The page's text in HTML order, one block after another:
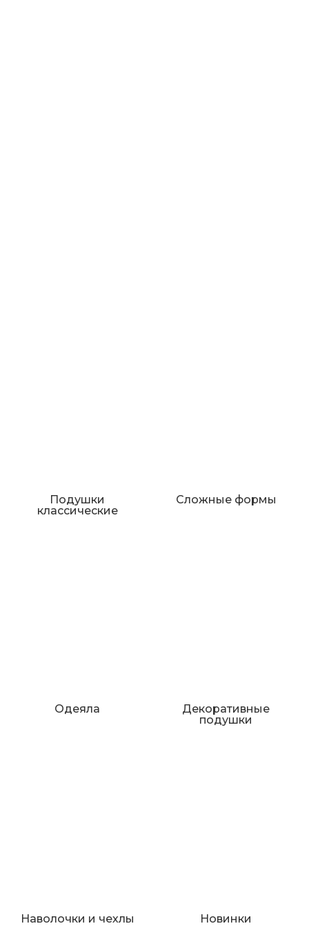
Подушки
классические
Сложные формы
Одеяла
Декоративные
подушки
Наволочки и чехлы Новинки